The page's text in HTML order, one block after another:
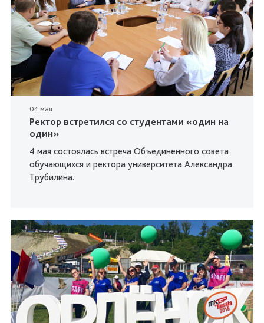
04 мая
Ректор встретился со студентами «один на
один»
4 мая состоялась встреча Объединенного совета
обучающихся и ректора университета Александра
Трубилина.